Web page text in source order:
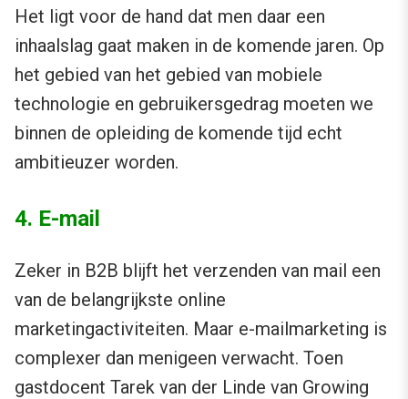
Het ligt voor de hand dat men daar een
inhaalslag gaat maken in de komende jaren. Op
het gebied van het gebied van mobiele
technologie en gebruikersgedrag moeten we
binnen de opleiding de komende tijd echt
ambitieuzer worden.
4. E-mail
Zeker in B2B blijft het verzenden van mail een
van de belangrijkste online
marketingactiviteiten. Maar e-mailmarketing is
complexer dan menigeen verwacht. Toen
gastdocent Tarek van der Linde van Growing